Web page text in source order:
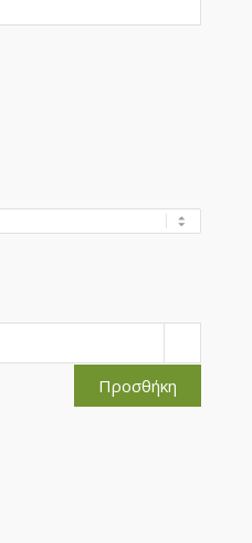
Προσθήκη